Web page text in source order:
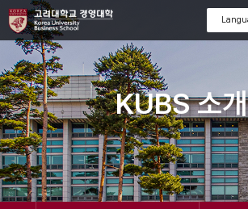
KUBS 소개